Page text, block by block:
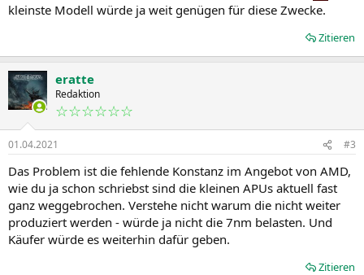
kleinste Modell würde ja weit genügen für diese Zwecke.
Zitieren
eratte
Redaktion
☆☆☆☆☆☆
01.04.2021 #3
Das Problem ist die fehlende Konstanz im Angebot von AMD,
wie du ja schon schriebst sind die kleinen APUs aktuell fast
ganz weggebrochen. Verstehe nicht warum die nicht weiter
produziert werden - würde ja nicht die 7nm belasten. Und
Käufer würde es weiterhin dafür geben.
Zitieren